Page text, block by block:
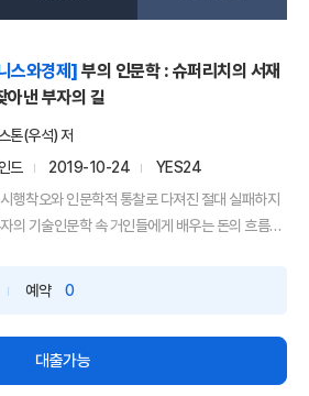
스와경제] 부의 인문학 : 슈퍼리치의 서재
아낸 부자의 길
톤(우석) 저
드
2019-10-24
YES24
행착오와 인문학적 통찰로 다져진 절대 실패하지
의 기술인문학 속 거인들에게 배우는 돈의 흐름과
예약 0
대출가능